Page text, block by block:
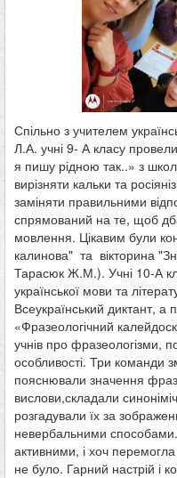
Спільно з учителем
Л.А. учні 9- А класу
я пишу рідною так..» з
вирізняти кальки та
заміняти правильними
спрямований на те, щоб
мовлення. Цікавим були
калинова" та вікторина
Тарасюк Ж.М.). Учні 10-А
української мови та
Всеукраїнський диктант, а
«Фразеологічний
учнів про фразеологізми,
особливості. Три команди
пояснювали значення
вислови,складали
розгадували їх за
невербальними
активними, і хоч
не було. Гарний настрій і